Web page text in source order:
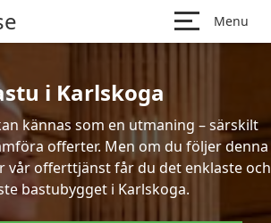
Menu
i Karlskoga
kännas som en utmaning – särskilt
offerter. Men om du följer denna
vår offerttjänst får du det enklaste och
bastubygget i Karlskoga.